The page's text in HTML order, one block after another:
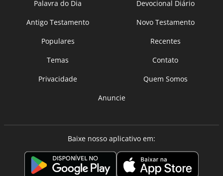
Palavra do Dia
Devocional Diário
Antigo Testamento
Novo Testamento
Populares
Recentes
Temas
Contato
Privacidade
Quem Somos
Anuncie
Baixe nosso aplicativo em: